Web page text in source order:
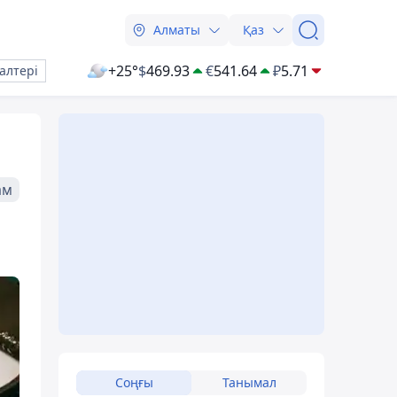
Алматы Қаз
+25°$469.93 €541.64 ₽5.71
Соңғы Танымал